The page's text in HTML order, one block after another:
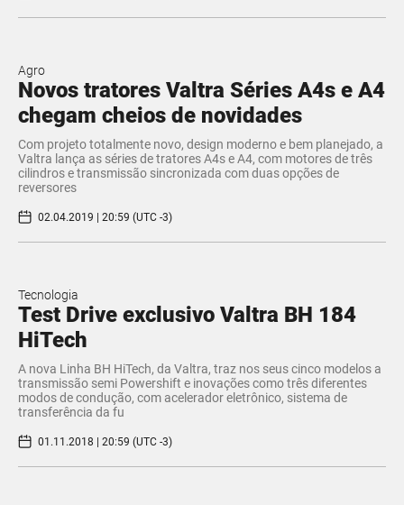
Agro
Novos tratores Valtra Séries A4s e A4
chegam cheios de novidades
Com projeto totalmente novo, design moderno e bem planejado, a
Valtra lança as séries de tratores A4s e A4, com motores de três
cilindros e transmissão sincronizada com duas opções de
reversores
02.04.2019 | 20:59 (UTC -3)
Tecnologia
Test Drive exclusivo Valtra BH 184
HiTech
A nova Linha BH HiTech, da Valtra, traz nos seus cinco modelos a
transmissão semi Powershift e inovações como três diferentes
modos de condução, com acelerador eletrônico, sistema de
transferência da fu
01.11.2018 | 20:59 (UTC -3)